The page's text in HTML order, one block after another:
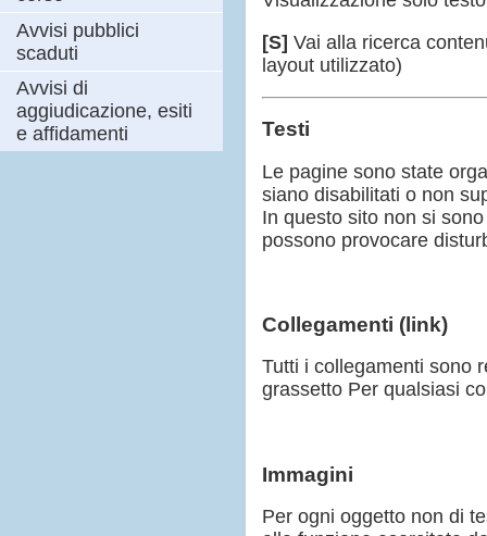
[S] Vai alla ricerca
layout utilizzato)
Testi
Le pagine sono state
siano disabilitati o non
In questo sito non si
possono provocare
Collegamenti (link)
Tutti i collegamenti sono
grassetto Per qualsiasi
Immagini
Per ogni oggetto non di
Avvisi pubblici
scaduti
Avvisi di
aggiudicazione, esiti
e affidamenti